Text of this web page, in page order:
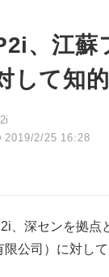
、江蘇
して知
2019/2/25 16:28
、深センを拠点
限公司）に対し